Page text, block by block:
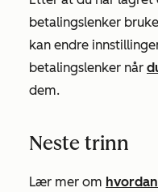
betalingslenker
kan endre
betalingslenker når
dem.
Neste trinn
Lær mer om